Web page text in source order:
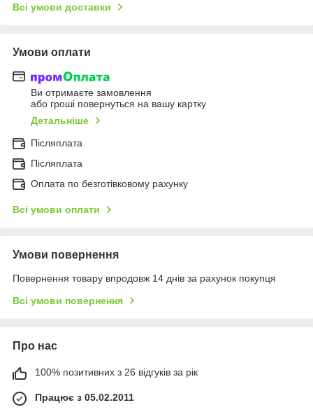
Всі умови доставки
Умови оплати
Ви отримаєте замовлення
або гроші повернуться на вашу картку
Детальніше
Післяплата
Післяплата
Оплата по безготівковому рахунку
Всі умови оплати
Умови повернення
Повернення товару впродовж 14 днів за рахунок покупця
Всі умови повернення
Про нас
100% позитивних з 26 відгуків за рік
Працює з 05.02.2011